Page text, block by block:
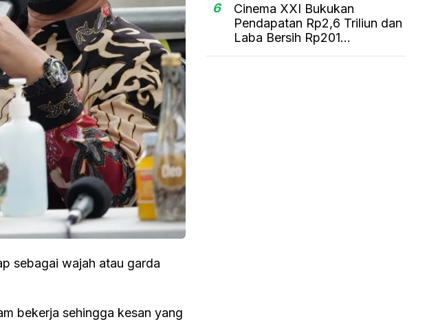
sebagai wajah atau garda
bekerja sehingga kesan yang
6
Cinema XXI Bukukan
Pendapatan Rp2,6 Triliun dan
Laba Bersih Rp201...